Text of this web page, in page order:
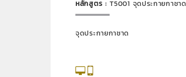
หลักสูตร :T5001 จุดประกายกาชาด
จุดประกายกาชาด